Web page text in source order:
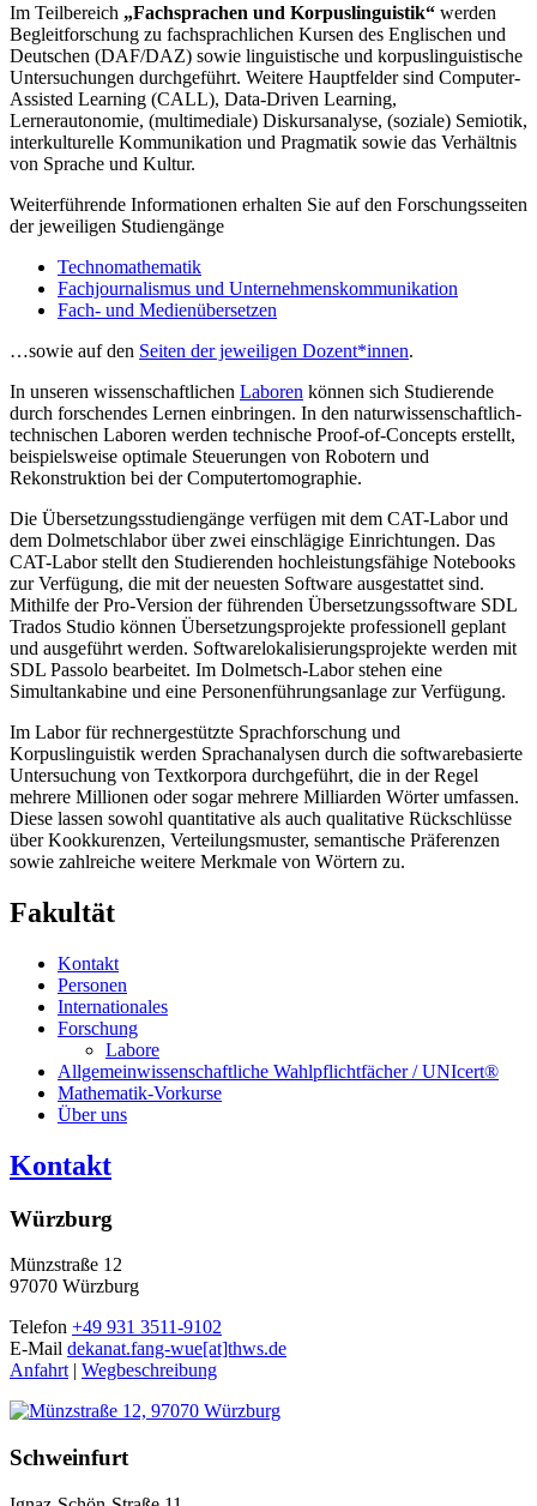
Im Teilbereich „Fachsprachen und Korpuslinguistik“ werden
Begleitforschung zu fachsprachlichen Kursen des Englischen und
Deutschen (DAF/DAZ) sowie linguistische und korpuslinguistische
Untersuchungen durchgeführt. Weitere Hauptfelder sind Computer-
Assisted Learning (CALL), Data-Driven Learning,
Lernerautonomie, (multimediale) Diskursanalyse, (soziale) Semiotik,
interkulturelle Kommunikation und Pragmatik sowie das Verhältnis
von Sprache und Kultur.
Weiterführende Informationen erhalten Sie auf den Forschungsseiten
der jeweiligen Studiengänge
Technomathematik
Fachjournalismus und Unternehmenskommunikation
Fach- und Medienübersetzen
…sowie auf den Seiten der jeweiligen Dozent*innen.
In unseren wissenschaftlichen Laboren können sich Studierende
durch forschendes Lernen einbringen. In den naturwissenschaftlich-
technischen Laboren werden technische Proof-of-Concepts erstellt,
beispielsweise optimale Steuerungen von Robotern und
Rekonstruktion bei der Computertomographie.
Die Übersetzungsstudiengänge verfügen mit dem CAT-Labor und
dem Dolmetschlabor über zwei einschlägige Einrichtungen. Das
CAT-Labor stellt den Studierenden hochleistungsfähige Notebooks
zur Verfügung, die mit der neuesten Software ausgestattet sind.
Mithilfe der Pro-Version der führenden Übersetzungssoftware SDL
Trados Studio können Übersetzungsprojekte professionell geplant
und ausgeführt werden. Softwarelokalisierungsprojekte werden mit
SDL Passolo bearbeitet. Im Dolmetsch-Labor stehen eine
Simultankabine und eine Personenführungsanlage zur Verfügung.
Im Labor für rechnergestützte Sprachforschung und
Korpuslinguistik werden Sprachanalysen durch die softwarebasierte
Untersuchung von Textkorpora durchgeführt, die in der Regel
mehrere Millionen oder sogar mehrere Milliarden Wörter umfassen.
Diese lassen sowohl quantitative als auch qualitative Rückschlüsse
über Kookkurenzen, Verteilungsmuster, semantische Präferenzen
sowie zahlreiche weitere Merkmale von Wörtern zu.
Fakultät
Kontakt
Personen
Internationales
Forschung
Labore
Allgemeinwissenschaftliche Wahlpflichtfächer / UNIcert®
Mathematik-Vorkurse
Über uns
Kontakt
Würzburg
Münzstraße 12
97070 Würzburg
Telefon +49 931 3511-9102
E-Mail dekanat.fang-wue[at]thws.de
Anfahrt | Wegbeschreibung
Schweinfurt